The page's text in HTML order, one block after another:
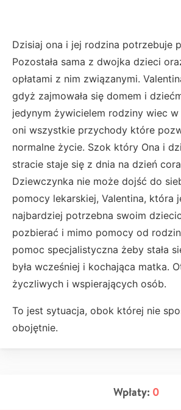
Dzisiaj ona i jej rodzina potrzebuje
Pozostała sama z dwojka dzieci
opłatami z nim związanymi.
gdyż zajmowała się domem i
jedynym żywicielem rodziny wiec
oni wszystkie przychody które
normalne życie. Szok który Ona i
stracie staje się z dnia na dzień
Dziewczynka nie może dojść do
pomocy lekarskiej, Valentina, która
najbardziej potrzebna swoim
pozbierać i mimo pomocy od
pomoc specjalistyczna żeby stała
była wcześniej i kochająca matka.
życzliwych i wspierających osób.
To jest sytuacja, obok której nie
obojętnie.
Wpłaty: 0